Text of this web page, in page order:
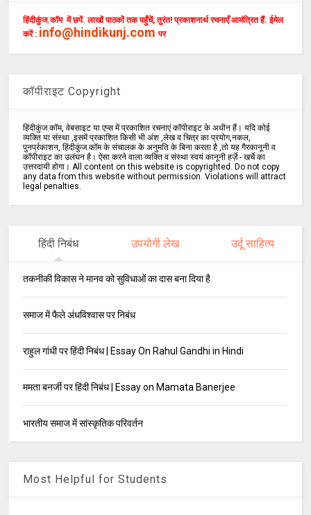
हिंदीकुंज.कॉम में छपें. लाखों पाठकों तक पहुँचें, तुरंत! प्रकाशनार्थ रचनाएँ आमंत्रित हैं. ईमेल
करें : info@hindikunj.com पर
कॉपीराइट Copyright
हिंदीकुंज.कॉम, वेबसाइट या एप्स में प्रकाशित रचनाएं कॉपीराइट के अधीन हैं। यदि कोई
व्यक्ति या संस्था ,इसमें प्रकाशित किसी भी अंश ,लेख व चित्र का प्रयोग,नकल,
पुनर्प्रकाशन, हिंदीकुंज.कॉम के संचालक के अनुमति के बिना करता है ,तो यह गैरकानूनी व
कॉपीराइट का उलंघन है। ऐसा करने वाला व्यक्ति व संस्था स्वयं कानूनी हर्ज़े - खर्चे का
उत्तरदायी होगा। All content on this website is copyrighted. Do not copy
any data from this website without permission. Violations will attract
legal penalties.
हिंदी निबंध उपयोगी लेख उर्दू साहित्य
तकनीकी विकास ने मानव को सुविधाओं का दास बना दिया है
समाज में फैले अंधविश्वास पर निबंध
राहुल गांधी पर हिंदी निबंध | Essay On Rahul Gandhi in Hindi
ममता बनर्जी पर हिंदी निबंध | Essay on Mamata Banerjee
भारतीय समाज में सांस्कृतिक परिवर्तन
Most Helpful for Students